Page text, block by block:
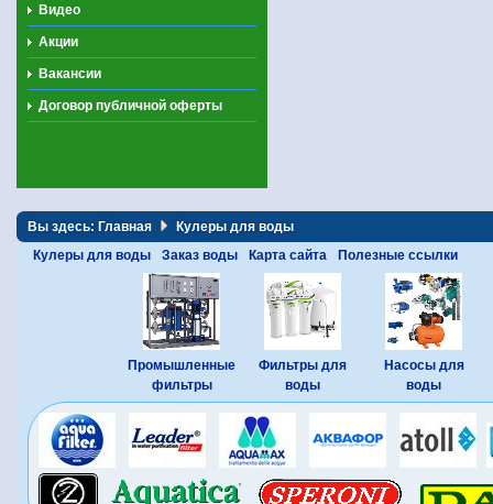
Видео
Акции
Вакансии
Договор публичной оферты
Вы здесь: Главная
Кулеры для воды
Кулеры для воды
Заказ воды Карта сайта Полезные ссылки
Промышленные
фильтры
Фильтры для
воды
Насосы для
воды